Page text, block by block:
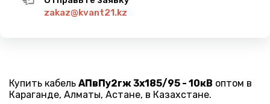
zakaz@kvant21.kz
Купить кабель АПвПу2гж 3х185/95 - 10кВ оптом в
Караганде, Алматы, Астане, в Казахстане.